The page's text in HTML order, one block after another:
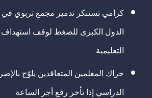
كرامي تستنكر تدمير مجمع تربوي في
الدول الكبرى للضغط لوقف
التعليمية
حراك المعلمين المتعاقدين يلوّح
الدراسي إذا تأخر رفع أجر الساعة